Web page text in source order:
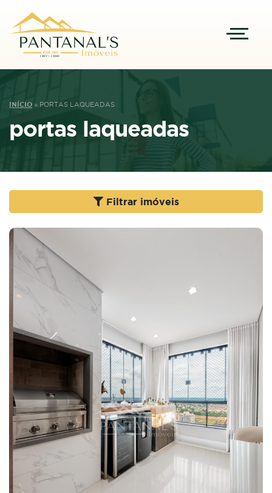
INÍCIO » PORTAS LAQUEADAS
portas laqueadas
Filtrar imóveis